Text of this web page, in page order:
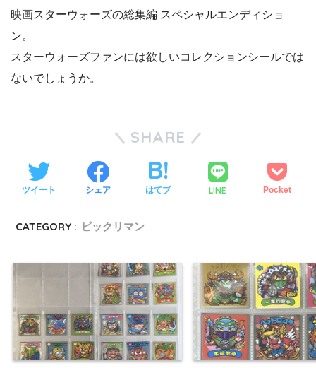
映画スターウォーズの総集編 スペシャルエンディショ
ン。
スターウォーズファンには欲しいコレクションシールでは
ないでしょうか。
SHARE
ツイート シェア はてブ LINE Pocket
CATEGORY : ビックリマン